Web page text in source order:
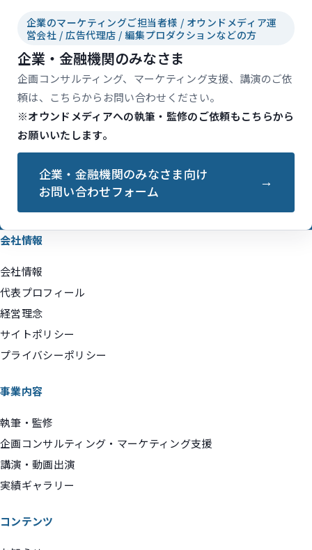
企業のマーケティングご担当者様 / オウンドメディア運
営会社 / 広告代理店 / 編集プロダクションなどの方
企業・金融機関のみなさま
企画コンサルティング、マーケティング支援、講演のご依
頼は、こちらからお問い合わせください。
※オウンドメディアへの執筆・監修のご依頼もこちらから
お願いいたします。
企業・金融機関のみなさま向け
お問い合わせフォーム
会社情報
会社情報
代表プロフィール
経営理念
サイトポリシー
プライバシーポリシー
事業内容
執筆・監修
企画コンサルティング・マーケティング支援
講演・動画出演
実績ギャラリー
コンテンツ